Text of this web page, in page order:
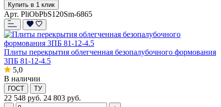
Купить в 1 клик
Арт. PliObPbS120Sm-6865
Плиты перекрытия облегченная безопалубочного формования
3ПБ 81-12-4.5
5,0
В наличии
ГОСТ ТУ
22 548 руб. 24 803 руб.